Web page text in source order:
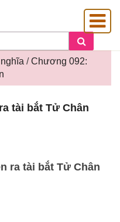
/Chương 092:
tài bắt Tử Chân
ra tài bắt Tử Chân